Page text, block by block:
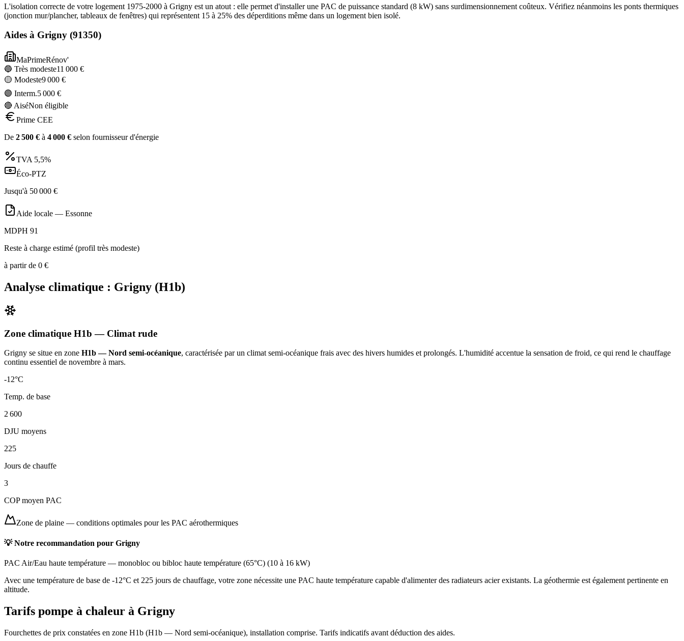
L'isolation correcte de votre logement 1975-2000 à Grigny est un atout : elle permet d'installer une PAC de puissance standard (8 kW) sans surdimensionnement coûteux. Vérifiez néanmoins les ponts thermiques
(jonction mur/plancher, tableaux de fenêtres) qui représentent 15 à 25% des déperditions même dans un logement bien isolé.
Aides à Grigny (91350)
MaPrimeRénov'
🔵 Très modeste11 000 €
🟡 Modeste9 000 €
🟣 Interm.5 000 €
🔴 AiséNon éligible
Prime CEE
De 2 500 € à 4 000 € selon fournisseur d'énergie
TVA 5,5%
Éco-PTZ
Jusqu'à 50 000 €
Aide locale — Essonne
MDPH 91
Reste à charge estimé (profil très modeste)
à partir de 0 €
Analyse climatique : Grigny (H1b)
Zone climatique H1b — Climat rude
Grigny se situe en zone H1b — Nord semi-océanique, caractérisée par un climat semi-océanique frais avec des hivers humides et prolongés. L'humidité accentue la sensation de froid, ce qui rend le chauffage
continu essentiel de novembre à mars.
-12°C
Temp. de base
2 600
DJU moyens
225
Jours de chauffe
3
COP moyen PAC
Zone de plaine — conditions optimales pour les PAC aérothermiques
💡 Notre recommandation pour Grigny
PAC Air/Eau haute température — monobloc ou bibloc haute température (65°C) (10 à 16 kW)
Avec une température de base de -12°C et 225 jours de chauffage, votre zone nécessite une PAC haute température capable d'alimenter des radiateurs acier existants. La géothermie est également pertinente en
altitude.
Tarifs pompe à chaleur à Grigny
Fourchettes de prix constatées en zone H1b (H1b — Nord semi-océanique), installation comprise. Tarifs indicatifs avant déduction des aides.